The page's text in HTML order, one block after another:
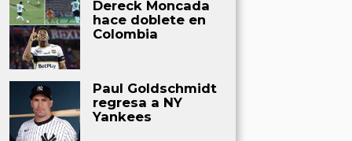
Dereck Moncada
hace doblete en
Colombia
Paul Goldschmidt
regresa a NY
Yankees
miel de
abejas
en Tocoa
improvisado
en el
mercado